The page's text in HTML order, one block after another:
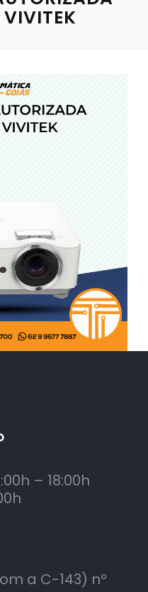
VIVITEK
– 18:00h
a C-143) nº